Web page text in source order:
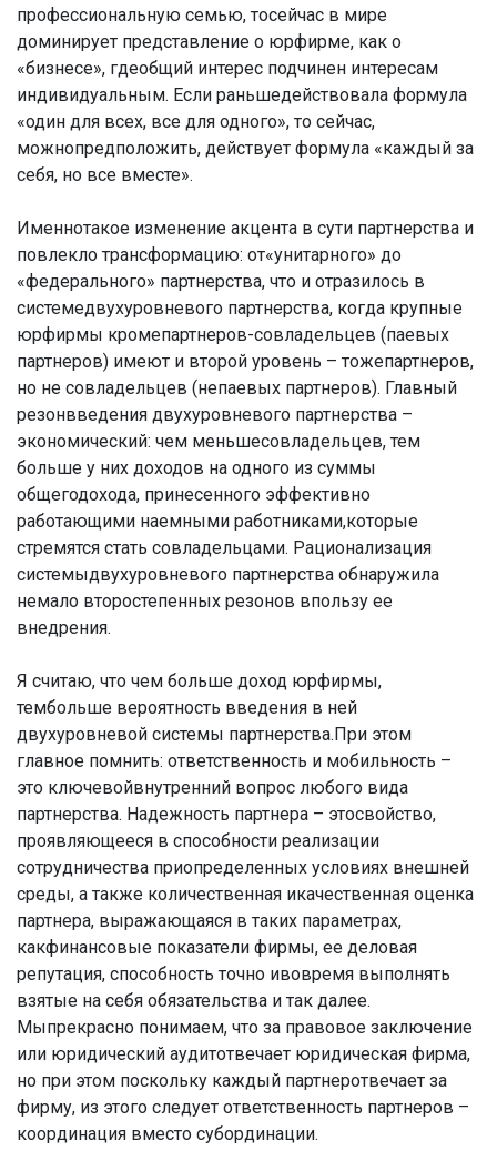
профессиональную семью, тосейчас в мире
доминирует представление о юрфирме, как о
«бизнесе», гдеобщий интерес подчинен интересам
индивидуальным. Если раньшедействовала формула
«один для всех, все для одного», то сейчас,
можнопредположить, действует формула «каждый за
себя, но все вместе».
Именнотакое изменение акцента в сути партнерства и
повлекло трансформацию: от«унитарного» до
«федерального» партнерства, что и отразилось в
системедвухуровневого партнерства, когда крупные
юрфирмы кромепартнеров-совладельцев (паевых
партнеров) имеют и второй уровень – тожепартнеров,
но не совладельцев (непаевых партнеров). Главный
резонвведения двухуровневого партнерства –
экономический: чем меньшесовладельцев, тем
больше у них доходов на одного из суммы
общегодохода, принесенного эффективно
работающими наемными работниками,которые
стремятся стать совладельцами. Рационализация
системыдвухуровневого партнерства обнаружила
немало второстепенных резонов впользу ее
внедрения.
Я считаю, что чем больше доход юрфирмы,
тембольше вероятность введения в ней
двухуровневой системы партнерства.При этом
главное помнить: ответственность и мобильность –
это ключевойвнутренний вопрос любого вида
партнерства. Надежность партнера – этосвойство,
проявляющееся в способности реализации
сотрудничества приопределенных условиях внешней
среды, а также количественная икачественная оценка
партнера, выражающаяся в таких параметрах,
какфинансовые показатели фирмы, ее деловая
репутация, способность точно ивовремя выполнять
взятые на себя обязательства и так далее.
Мыпрекрасно понимаем, что за правовое заключение
или юридический аудитотвечает юридическая фирма,
но при этом поскольку каждый партнеротвечает за
фирму, из этого следует ответственность партнеров –
координация вместо субординации.